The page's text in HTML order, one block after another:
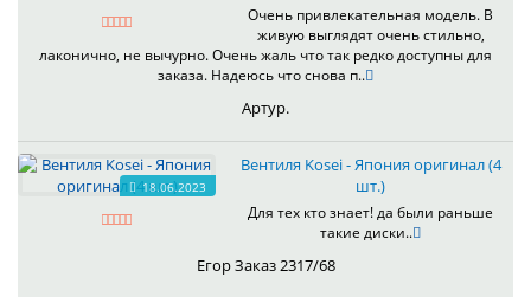
Очень привлекательная модель. В
живую выглядят очень стильно,
лаконично, не вычурно. Очень жаль что так редко доступны для
заказа. Надеюсь что снова п..
Артур.
18.06.2023
Вентиля Kosei - Япония оригинал (4
шт.)
Для тех кто знает! да были раньше
такие диски..
Егор Заказ 2317/68